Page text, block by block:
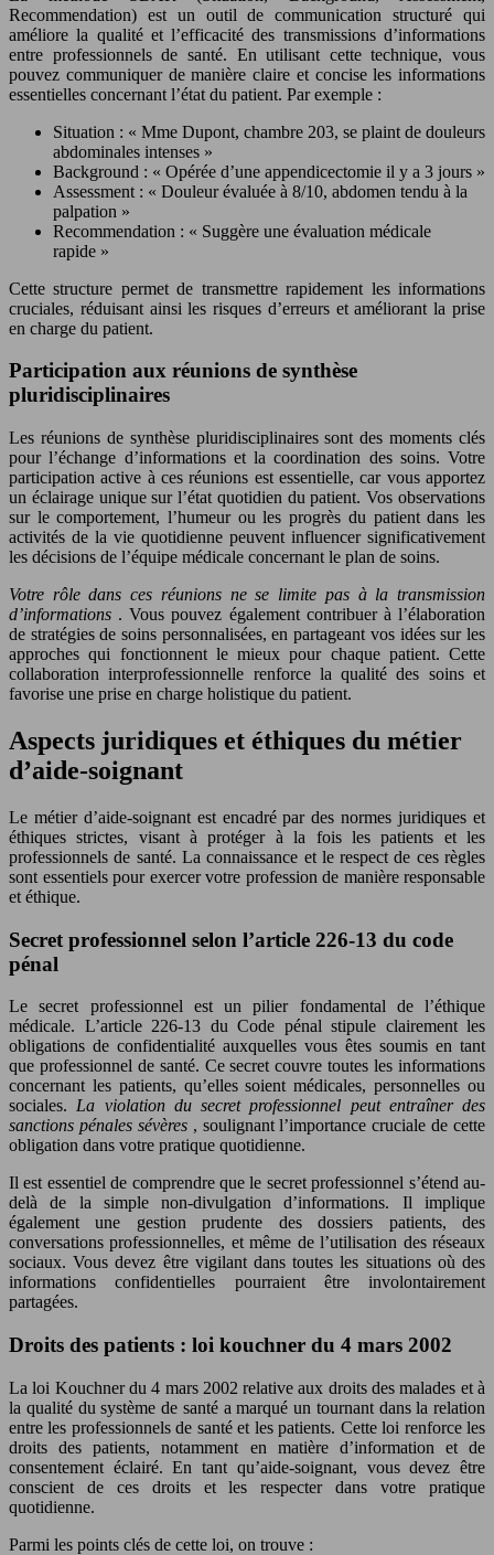
Recommendation) est un outil de communication structuré qui
améliore la qualité et l’efficacité des transmissions d’informations
entre professionnels de santé. En utilisant cette technique, vous
pouvez communiquer de manière claire et concise les informations
essentielles concernant l’état du patient. Par exemple :
Situation : « Mme Dupont, chambre 203, se plaint de douleurs
abdominales intenses »
Background : « Opérée d’une appendicectomie il y a 3 jours »
Assessment : « Douleur évaluée à 8/10, abdomen tendu à la
palpation »
Recommendation : « Suggère une évaluation médicale
rapide »
Cette structure permet de transmettre rapidement les informations
cruciales, réduisant ainsi les risques d’erreurs et améliorant la prise
en charge du patient.
Participation aux réunions de synthèse
pluridisciplinaires
Les réunions de synthèse pluridisciplinaires sont des moments clés
pour l’échange d’informations et la coordination des soins. Votre
participation active à ces réunions est essentielle, car vous apportez
un éclairage unique sur l’état quotidien du patient. Vos observations
sur le comportement, l’humeur ou les progrès du patient dans les
activités de la vie quotidienne peuvent influencer significativement
les décisions de l’équipe médicale concernant le plan de soins.
Votre rôle dans ces réunions ne se limite pas à la transmission
d’informations . Vous pouvez également contribuer à l’élaboration
de stratégies de soins personnalisées, en partageant vos idées sur les
approches qui fonctionnent le mieux pour chaque patient. Cette
collaboration interprofessionnelle renforce la qualité des soins et
favorise une prise en charge holistique du patient.
Aspects juridiques et éthiques du métier
d’aide-soignant
Le métier d’aide-soignant est encadré par des normes juridiques et
éthiques strictes, visant à protéger à la fois les patients et les
professionnels de santé. La connaissance et le respect de ces règles
sont essentiels pour exercer votre profession de manière responsable
et éthique.
Secret professionnel selon l’article 226-13 du code
pénal
Le secret professionnel est un pilier fondamental de l’éthique
médicale. L’article 226-13 du Code pénal stipule clairement les
obligations de confidentialité auxquelles vous êtes soumis en tant
que professionnel de santé. Ce secret couvre toutes les informations
concernant les patients, qu’elles soient médicales, personnelles ou
sociales. La violation du secret professionnel peut entraîner des
sanctions pénales sévères , soulignant l’importance cruciale de cette
obligation dans votre pratique quotidienne.
Il est essentiel de comprendre que le secret professionnel s’étend au-
delà de la simple non-divulgation d’informations. Il implique
également une gestion prudente des dossiers patients, des
conversations professionnelles, et même de l’utilisation des réseaux
sociaux. Vous devez être vigilant dans toutes les situations où des
informations confidentielles pourraient être involontairement
partagées.
Droits des patients : loi kouchner du 4 mars 2002
La loi Kouchner du 4 mars 2002 relative aux droits des malades et à
la qualité du système de santé a marqué un tournant dans la relation
entre les professionnels de santé et les patients. Cette loi renforce les
droits des patients, notamment en matière d’information et de
consentement éclairé. En tant qu’aide-soignant, vous devez être
conscient de ces droits et les respecter dans votre pratique
quotidienne.
Parmi les points clés de cette loi, on trouve :